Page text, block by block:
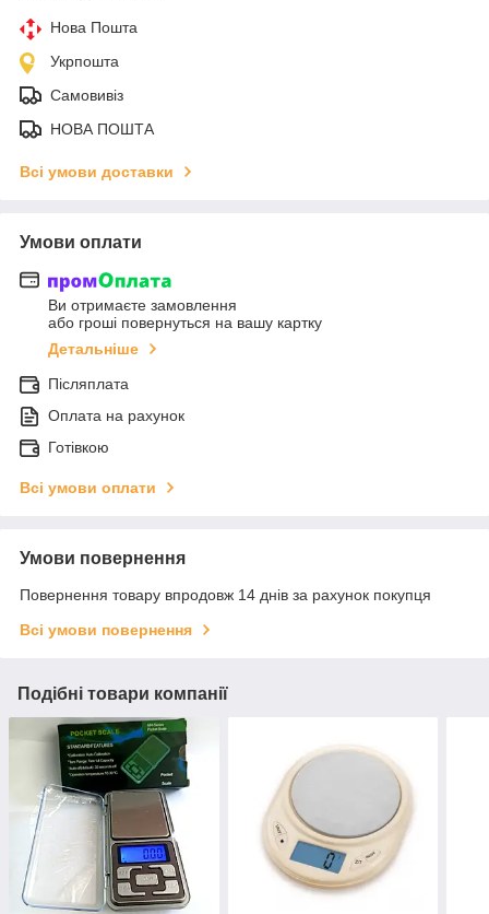
Нова Пошта
Укрпошта
Самовивіз
НОВА ПОШТА
Всі умови доставки
Умови оплати
Ви отримаєте замовлення
або гроші повернуться на вашу картку
Детальніше
Післяплата
Оплата на рахунок
Готівкою
Всі умови оплати
Умови повернення
Повернення товару впродовж 14 днів за рахунок покупця
Всі умови повернення
Подібні товари компанії